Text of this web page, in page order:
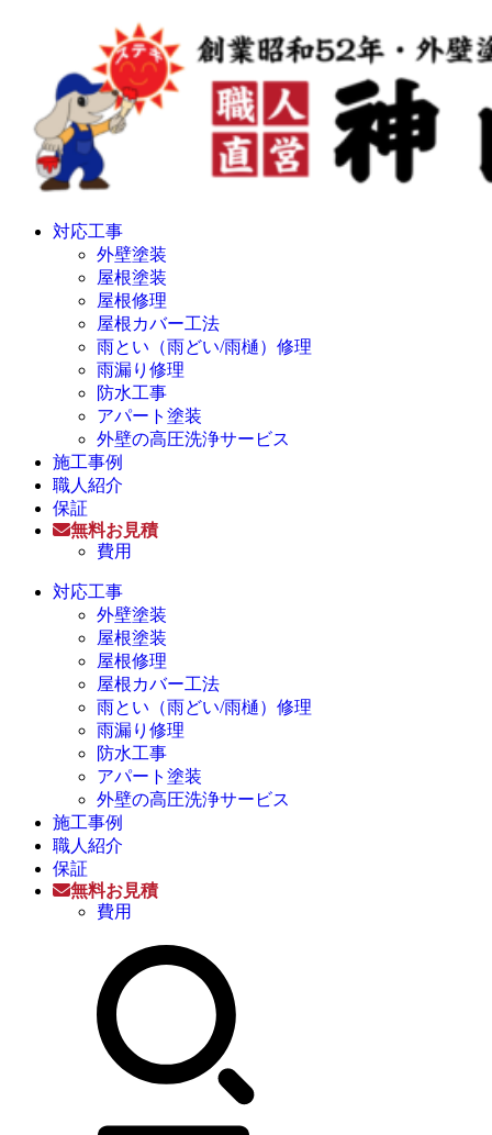
対応工事
外壁塗装
屋根塗装
屋根修理
屋根カバー工法
雨とい（雨どい/雨樋）修理
雨漏り修理
防水工事
アパート塗装
外壁の高圧洗浄サービス
施工事例
職人紹介
保証
無料お見積
費用
対応工事
外壁塗装
屋根塗装
屋根修理
屋根カバー工法
雨とい（雨どい/雨樋）修理
雨漏り修理
防水工事
アパート塗装
外壁の高圧洗浄サービス
施工事例
職人紹介
保証
無料お見積
費用